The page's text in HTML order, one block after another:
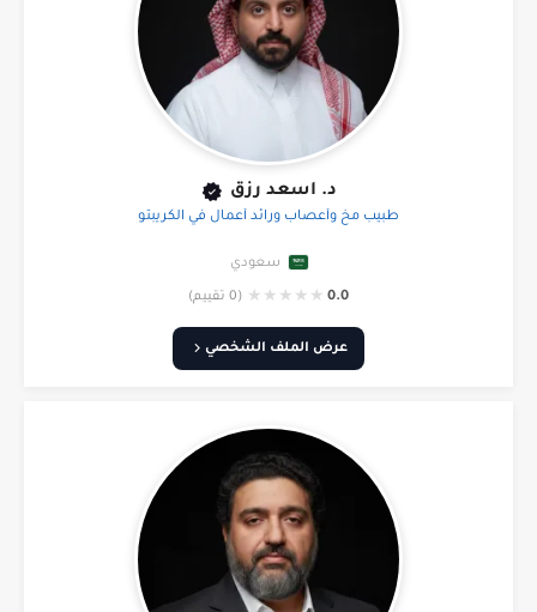
د. اسعد رزق
طبيب مخ وأعصاب ورائد أعمال في الكريبتو
سعودي
0.0
★
★
★
★
★ (0 تقييم)
عرض الملف الشخصي